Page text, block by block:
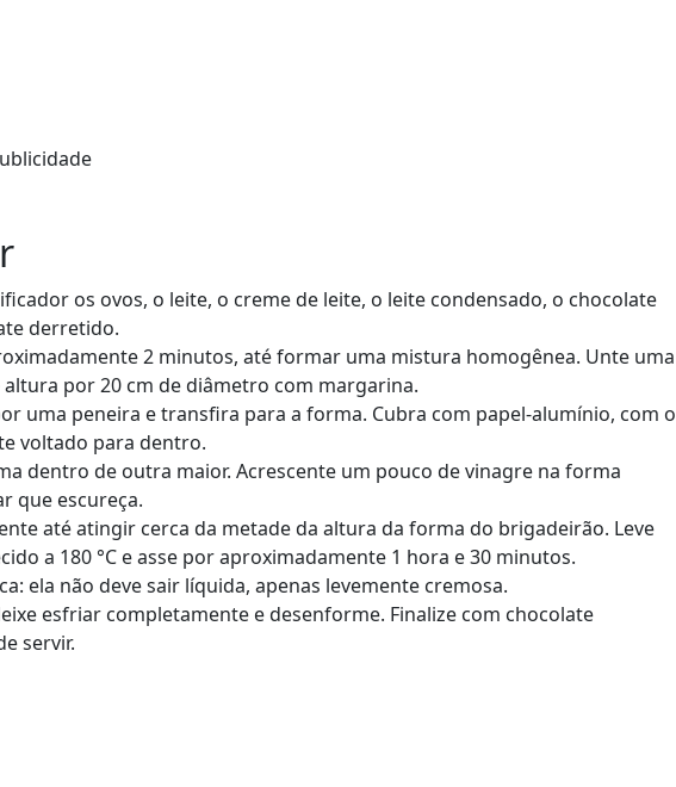
os ovos, o leite, o creme de leite, o leite condensado, o chocolate
derretido.
2 minutos, até formar uma mistura homogênea. Unte uma
por 20 cm de diâmetro com margarina.
uma peneira e transfira para a forma. Cubra com papel-alumínio, com o
voltado para dentro.
dentro de outra maior. Acrescente um pouco de vinagre na forma
que escureça.
até atingir cerca da metade da altura da forma do brigadeirão. Leve
a 180 °C e asse por aproximadamente 1 hora e 30 minutos.
ela não deve sair líquida, apenas levemente cremosa.
esfriar completamente e desenforme. Finalize com chocolate
servir.